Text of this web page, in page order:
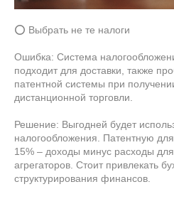
⭕ Выбрать не те налоги
Ошибка: Система
подходит для доставки, также
патентной системы при
дистанционной торговли.
Решение: Выгодней будет
налогообложения. Патентную
15% – доходы минус расходы
агрегаторов. Стоит привлекать
структурирования финансов.